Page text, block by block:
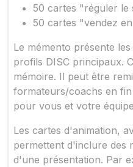
50 cartes "réguler le
50 cartes "vendez
Le mémento présente
profils DISC principaux.
mémoire. Il peut être
formateurs/coachs en
pour vous et votre
Les cartes d'animation,
permettent d'inclure des
d'une présentation. Par